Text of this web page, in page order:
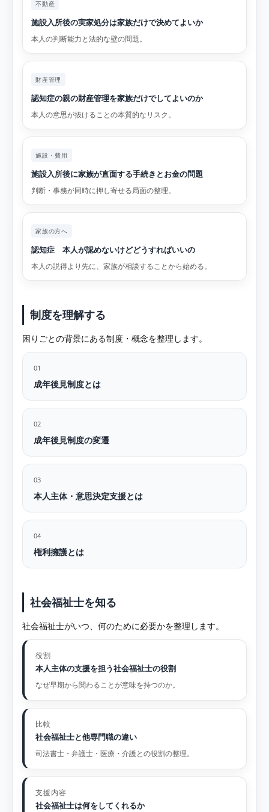
不動産
施設入所後の実家処分は家族だけで決めてよいか
本人の判断能力と法的な壁の問題。
財産管理
認知症の親の財産管理を家族だけでしてよいのか
本人の意思が抜けることの本質的なリスク。
施設・費用
施設入所後に家族が直面する手続きとお金の問題
判断・事務が同時に押し寄せる局面の整理。
家族の方へ
認知症 本人が認めないけどどうすればいいの
本人の説得より先に、家族が相談することから始める。
制度を理解する
困りごとの背景にある制度・概念を整理します。
01
成年後見制度とは
02
成年後見制度の変遷
03
本人主体・意思決定支援とは
04
権利擁護とは
社会福祉士を知る
社会福祉士がいつ、何のために必要かを整理します。
役割
本人主体の支援を担う社会福祉士の役割
なぜ早期から関わることが意味を持つのか。
比較
社会福祉士と他専門職の違い
司法書士・弁護士・医療・介護との役割の整理。
支援内容
社会福祉士は何をしてくれるか